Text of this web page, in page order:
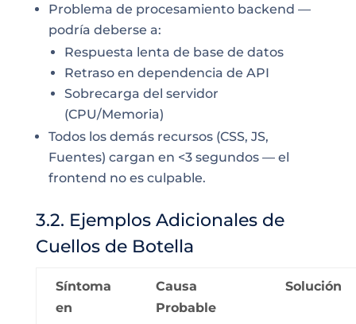
Problema de procesamiento backend —
podría deberse a:
Respuesta lenta de base de datos
Retraso en dependencia de API
Sobrecarga del servidor
(CPU/Memoria)
Todos los demás recursos (CSS, JS,
Fuentes) cargan en <3 segundos — el
frontend no es culpable.
3.2. Ejemplos Adicionales de
Cuellos de Botella
Síntoma
en
Causa
Probable
Solución